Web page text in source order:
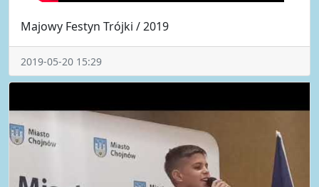
Majowy Festyn Trójki / 2019
2019-05-20 15:29